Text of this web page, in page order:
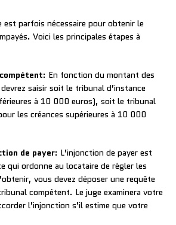
est parfois nécessaire pour obtenir le
Voici les principales étapes à
: En fonction du montant des
saisir soit le tribunal d’instance
à 10 000 euros), soit le tribunal
les créances supérieures à 10 000
de payer: L’injonction de payer est
qui ordonne au locataire de régler les
vous devez déposer une requête
compétent. Le juge examinera votre
l’injonction s’il estime que votre